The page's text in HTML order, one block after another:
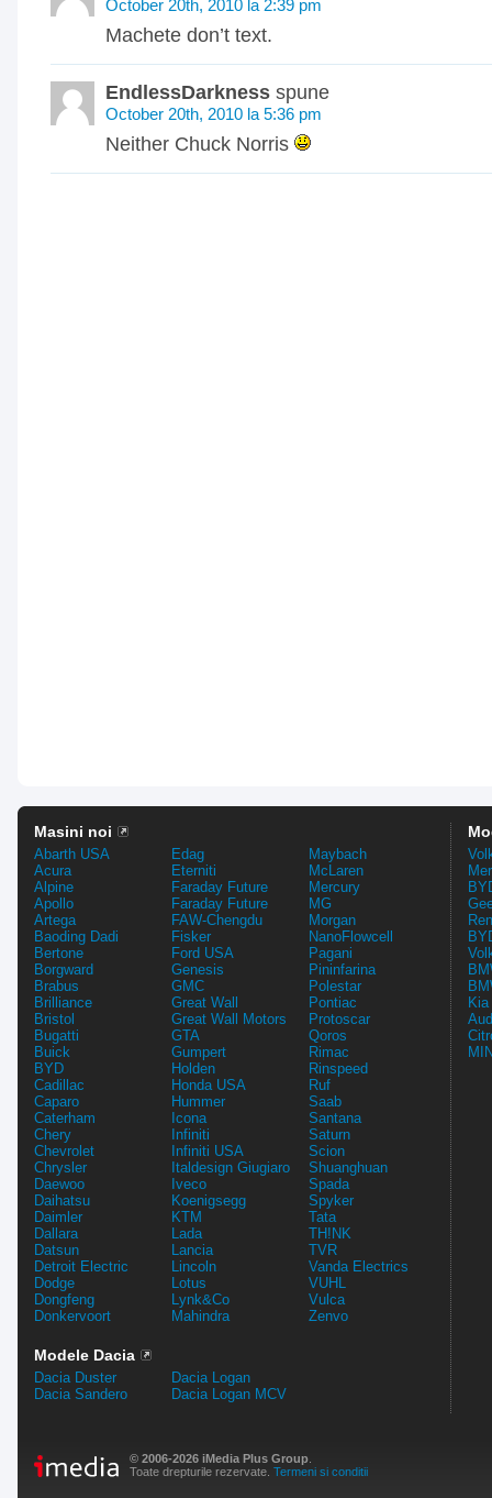
October 20th, 2010 la 2:39 pm
Machete don’t text.
EndlessDarkness spune
October 20th, 2010 la 5:36 pm
Neither Chuck Norris
Masini noi
Abarth USA
Acura
Alpine
Apollo
Artega
Baoding Dadi
Bertone
Borgward
Brabus
Brilliance
Bristol
Bugatti
Buick
BYD
Cadillac
Caparo
Caterham
Chery
Chevrolet
Chrysler
Daewoo
Daihatsu
Daimler
Dallara
Datsun
Detroit Electric
Dodge
Dongfeng
Donkervoort
Edag
Eterniti
Faraday Future
Faraday Future
FAW-Chengdu
Fisker
Ford USA
Genesis
GMC
Great Wall
Great Wall Motors
GTA
Gumpert
Holden
Honda USA
Hummer
Icona
Infiniti
Infiniti USA
Italdesign Giugiaro
Iveco
Koenigsegg
KTM
Lada
Lancia
Lincoln
Lotus
Lynk&Co
Mahindra
Maybach
McLaren
Mercury
MG
Morgan
NanoFlowcell
Pagani
Pininfarina
Polestar
Pontiac
Protoscar
Qoros
Rimac
Rinspeed
Ruf
Saab
Santana
Saturn
Scion
Shuanghuan
Spada
Spyker
Tata
TH!NK
TVR
Vanda Electrics
VUHL
Vulca
Zenvo
Modele Dacia
Dacia Duster
Dacia Sandero
Dacia Logan
Dacia Logan MCV
© 2006-2026 iMedia Plus Group
Toate drepturile rezervate. Termeni si conditii